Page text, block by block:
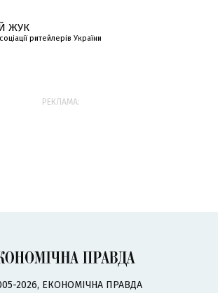
ЖУК
ритейлерів України
РЕКЛАМА:
2026, ЕКОНОМІЧНА ПРАВДА